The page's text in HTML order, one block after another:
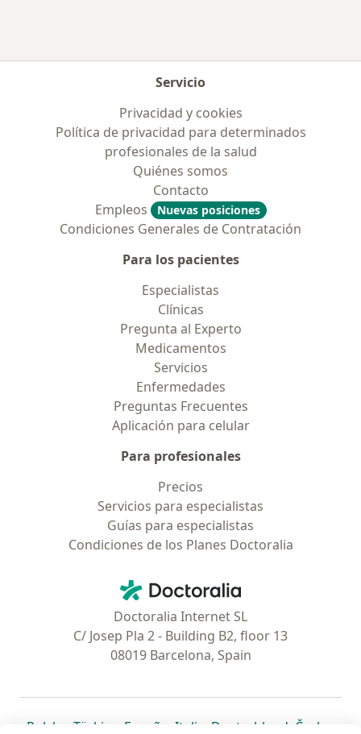
Servicio
Privacidad y cookies
Política de privacidad para determinados
profesionales de la salud
Quiénes somos
Contacto
Empleos
Nuevas posiciones
Condiciones Generales de Contratación
Para los pacientes
Especialistas
Clínicas
Pregunta al Experto
Medicamentos
Servicios
Enfermedades
Preguntas Frecuentes
Aplicación para celular
Para profesionales
Precios
Servicios para especialistas
Guías para especialistas
Condiciones de los Planes Doctoralia
Doctoralia - Página de inicio
Doctoralia Internet SL
C/ Josep Pla 2 - Building B2, floor 13
08019 Barcelona, Spain
Polska se abre en una nueva pestaña
Türkiye se abre en una nueva pestaña
España se abre en una nueva pestaña
Italia se abre en una nueva
Deutschlandse abre en
Česko